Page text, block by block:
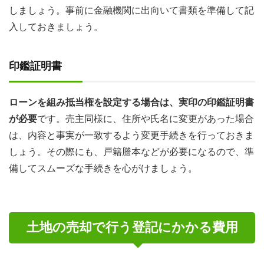
しましょう。事前に金融機関に出向いて書類を準備して記
入しておきましょう。
印鑑証明書
ローンを組み抵当権を設定する場合は、実印の印鑑証明書
が必要です。売主同様に、住所や氏名に変更があった場合
は、内容と事実が一致するよう変更手続きを行っておきま
しょう。その際にも、戸籍謄本などが必要になるので、準
備してスムーズな手続きを心がけましょう。
土地の売却で行う登記にかかる費用